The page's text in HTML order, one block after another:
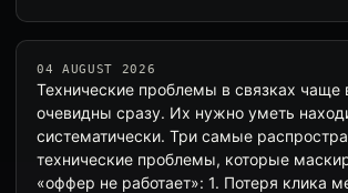
04 AUGUST 2026
Технические проблемы в связках чаще
очевидны сразу. Их нужно уметь
систематически. Три самые
технические проблемы, которые
«оффер не работает»: 1. Потеря клика